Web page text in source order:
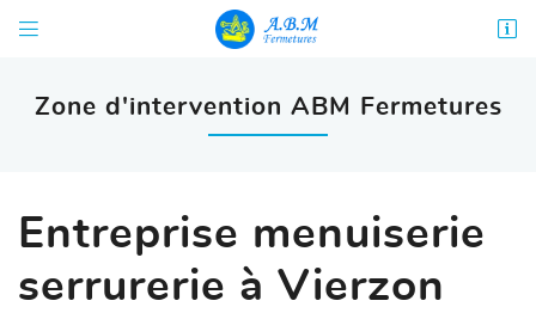
 
02 48 67 06 99
Zone d'intervention ABM Fermetures
Entreprise menuiserie
serrurerie à Vierzon